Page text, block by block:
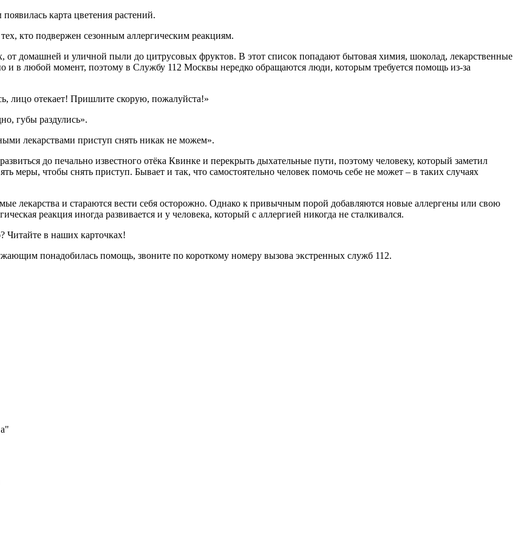
карта цветения растений.
кто подвержен сезонным аллергическим реакциям.
домашней и уличной пыли до цитрусовых фруктов. В этот список попадают бытовая химия, шоколад, лекарственные
и в любой момент, поэтому в Службу 112 Москвы нередко обращаются люди, которым требуется помощь из-за
лицо отекает! Пришлите скорую, пожалуйста!»
губы раздулись».
лекарствами приступ снять никак не можем».
до печально известного отёка Квинке и перекрыть дыхательные пути, поэтому человеку, который заметил
меры, чтобы снять приступ. Бывает и так, что самостоятельно человек помочь себе не может – в таких случаях
лекарства и стараются вести себя осторожно. Однако к привычным порой добавляются новые аллергены или свою
реакция иногда развивается и у человека, который с аллергией никогда не сталкивался.
Читайте в наших карточках!
понадобилась помощь, звоните по короткому номеру вызова экстренных служб 112.